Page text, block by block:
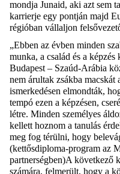
mondja Junaid, aki azt sem
karrierje egy pontján majd
régióban vállaljon
„Ebben az évben minden
munka, a család és a képzés
Budapest – Szaúd-Arábia
nem árultak zsákba macskát
ismerkedésen elmondták,
tempó ezen a képzésen,
létre. Minden személyes
kellett hoznom a tanulás
meg fog térülni, hogy
(kettősdiploma-program az
partnerségben)A következő
számára, felmerült, hogy a